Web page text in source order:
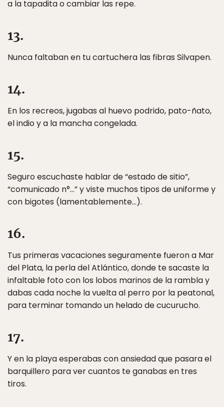
a la tapadita o cambiar las repe.
13.
Nunca faltaban en tu cartuchera las fibras Silvapen.
14.
En los recreos, jugabas al huevo podrido, pato-ñato,
el indio y a la mancha congelada.
15.
Seguro escuchaste hablar de “estado de sitio”,
“comunicado n°…” y viste muchos tipos de uniforme y
con bigotes (lamentablemente…).
16.
Tus primeras vacaciones seguramente fueron a Mar
del Plata, la perla del Atlántico, donde te sacaste la
infaltable foto con los lobos marinos de la rambla y
dabas cada noche la vuelta al perro por la peatonal,
para terminar tomando un helado de cucurucho.
17.
Y en la playa esperabas con ansiedad que pasara el
barquillero para ver cuantos te ganabas en tres
tiros.